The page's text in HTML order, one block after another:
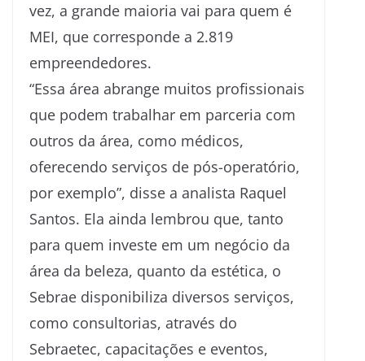
vez, a grande maioria vai para quem é
MEI, que corresponde a 2.819
empreendedores.
“Essa área abrange muitos profissionais
que podem trabalhar em parceria com
outros da área, como médicos,
oferecendo serviços de pós-operatório,
por exemplo”, disse a analista Raquel
Santos. Ela ainda lembrou que, tanto
para quem investe em um negócio da
área da beleza, quanto da estética, o
Sebrae disponibiliza diversos serviços,
como consultorias, através do
Sebraetec, capacitações e eventos,